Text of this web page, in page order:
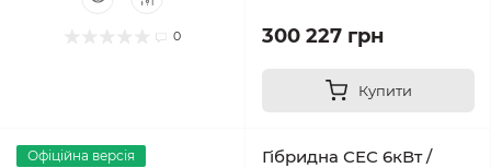
0 300 227 грн
Купити
Офіційна версія
Гібридна СЕС 6кВт /